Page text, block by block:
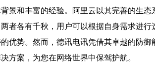
景和丰富的经验。阿里云以其完善的生
者各有千秋，用户可以根据自身需求进行
优势。然而，德讯电讯凭借其卓越的防
方案，为您在网络世界中保驾护航。